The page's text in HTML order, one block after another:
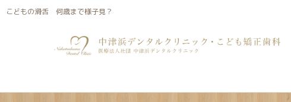
こどもの滑舌 何歳まで様子見？
こどもの滑舌 何歳まで様子見？